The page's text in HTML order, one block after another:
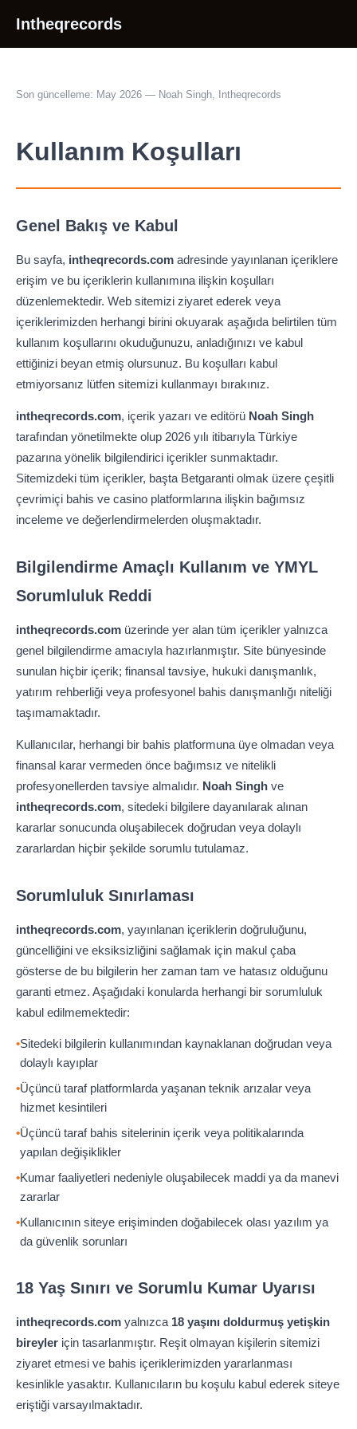
Intheqrecords
Son güncelleme: May 2026 — Noah Singh, Intheqrecords
Kullanım Koşulları
Genel Bakış ve Kabul
Bu sayfa, intheqrecords.com adresinde yayınlanan içeriklere
erişim ve bu içeriklerin kullanımına ilişkin koşulları
düzenlemektedir. Web sitemizi ziyaret ederek veya
içeriklerimizden herhangi birini okuyarak aşağıda belirtilen tüm
kullanım koşullarını okuduğunuzu, anladığınızı ve kabul
ettiğinizi beyan etmiş olursunuz. Bu koşulları kabul
etmiyorsanız lütfen sitemizi kullanmayı bırakınız.
intheqrecords.com, içerik yazarı ve editörü Noah Singh
tarafından yönetilmekte olup 2026 yılı itibarıyla Türkiye
pazarına yönelik bilgilendirici içerikler sunmaktadır.
Sitemizdeki tüm içerikler, başta Betgaranti olmak üzere çeşitli
çevrimiçi bahis ve casino platformlarına ilişkin bağımsız
inceleme ve değerlendirmelerden oluşmaktadır.
Bilgilendirme Amaçlı Kullanım ve YMYL
Sorumluluk Reddi
intheqrecords.com üzerinde yer alan tüm içerikler yalnızca
genel bilgilendirme amacıyla hazırlanmıştır. Site bünyesinde
sunulan hiçbir içerik; finansal tavsiye, hukuki danışmanlık,
yatırım rehberliği veya profesyonel bahis danışmanlığı niteliği
taşımamaktadır.
Kullanıcılar, herhangi bir bahis platformuna üye olmadan veya
finansal karar vermeden önce bağımsız ve nitelikli
profesyonellerden tavsiye almalıdır. Noah Singh ve
intheqrecords.com, sitedeki bilgilere dayanılarak alınan
kararlar sonucunda oluşabilecek doğrudan veya dolaylı
zararlardan hiçbir şekilde sorumlu tutulamaz.
Sorumluluk Sınırlaması
intheqrecords.com, yayınlanan içeriklerin doğruluğunu,
güncelliğini ve eksiksizliğini sağlamak için makul çaba
gösterse de bu bilgilerin her zaman tam ve hatasız olduğunu
garanti etmez. Aşağıdaki konularda herhangi bir sorumluluk
kabul edilmemektedir:
Sitedeki bilgilerin kullanımından kaynaklanan doğrudan veya
dolaylı kayıplar
Üçüncü taraf platformlarda yaşanan teknik arızalar veya
hizmet kesintileri
Üçüncü taraf bahis sitelerinin içerik veya politikalarında
yapılan değişiklikler
Kumar faaliyetleri nedeniyle oluşabilecek maddi ya da manevi
zararlar
Kullanıcının siteye erişiminden doğabilecek olası yazılım ya
da güvenlik sorunları
18 Yaş Sınırı ve Sorumlu Kumar Uyarısı
intheqrecords.com yalnızca 18 yaşını doldurmuş yetişkin
bireyler için tasarlanmıştır. Reşit olmayan kişilerin sitemizi
ziyaret etmesi ve bahis içeriklerimizden yararlanması
kesinlikle yasaktır. Kullanıcıların bu koşulu kabul ederek siteye
eriştiği varsayılmaktadır.